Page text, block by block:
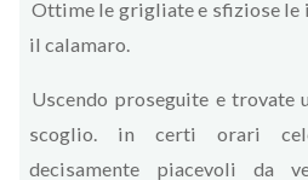
Ottime le grigliate e sfiziose le
il calamaro.
Uscendo proseguite e trovate
scoglio. in certi orari
decisamente piacevoli da